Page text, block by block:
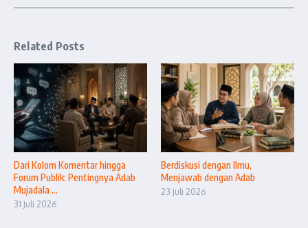
Related Posts
Dari Kolom Komentar hingga
Forum Publik: Pentingnya Adab
Mujadala ...
31 Juli 2026
Berdiskusi dengan Ilmu,
Menjawab dengan Adab
23 Juli 2026